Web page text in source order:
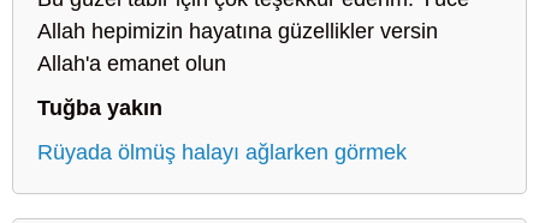
Allah hepimizin hayatına güzellikler versin
Allah'a emanet olun
Tuğba yakın
Rüyada ölmüş halayı ağlarken görmek